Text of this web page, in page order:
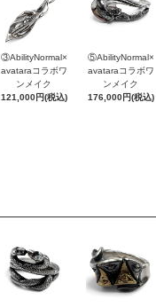
③AbilityNormal×
avataraコラボワ
ンメイク
121,000円(税込)
⑤AbilityNormal×
avataraコラボワ
ンメイク
176,000円(税込)